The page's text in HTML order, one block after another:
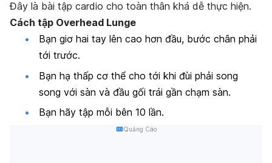
Đây là bài tập cardio cho toàn thân khá dễ thực hiện.
Cách tập Overhead Lunge
Bạn giơ hai tay lên cao hơn đầu, bước chân phải
tới trước.
Bạn hạ thấp cơ thể cho tới khi đùi phải song
song với sàn và đầu gối trái gần chạm sàn.
Bạn hãy tập mỗi bên 10 lần.
Quảng Cáo